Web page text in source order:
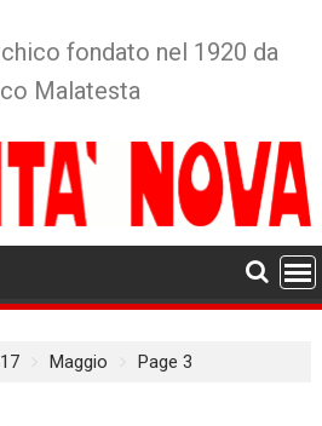
fondato nel 1920 da
Malatesta
Maggio Page 3